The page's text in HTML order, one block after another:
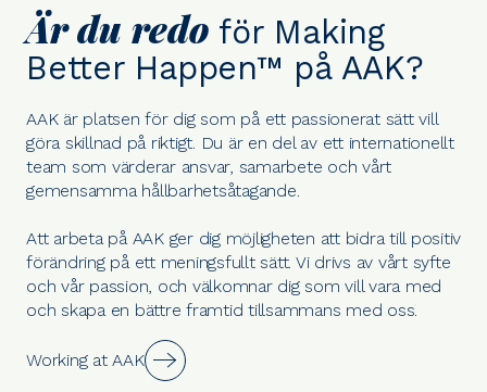
Är du redo för Making
Better Happen™ på AAK?
AAK är platsen för dig som på ett passionerat sätt vill
göra skillnad på riktigt. Du är en del av ett internationellt
team som värderar ansvar, samarbete och vårt
gemensamma hållbarhetsåtagande.
Att arbeta på AAK ger dig möjligheten att bidra till positiv
förändring på ett meningsfullt sätt. Vi drivs av vårt syfte
och vår passion, och välkomnar dig som vill vara med
och skapa en bättre framtid tillsammans med oss.
Working at AAK